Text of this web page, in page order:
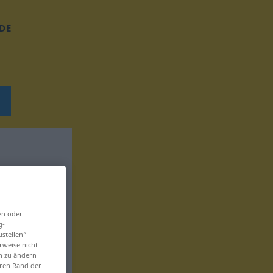
DE
oder
nicht
zu ändern
Rand der